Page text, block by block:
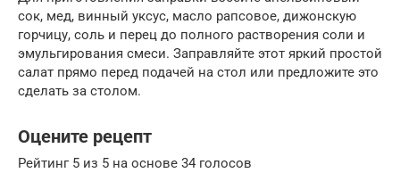
сок, мед, винный уксус, масло рапсовое, дижонскую
горчицу, соль и перец до полного растворения соли и
эмульгирования смеси. Заправляйте этот яркий простой
салат прямо перед подачей на стол или предложите это
сделать за столом.
Оцените рецепт
Рейтинг 5 из 5 на основе 34 голосов